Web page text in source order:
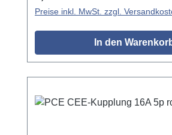
Preise inkl. MwSt. zzgl.
In den